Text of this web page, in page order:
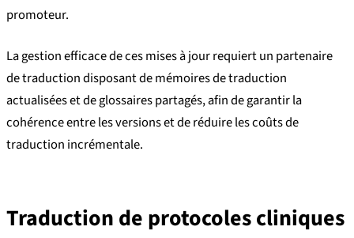
promoteur.
La gestion efficace de ces mises à jour requiert un partenaire
de traduction disposant de mémoires de traduction
actualisées et de glossaires partagés, afin de garantir la
cohérence entre les versions et de réduire les coûts de
traduction incrémentale.
Traduction de protocoles cliniques